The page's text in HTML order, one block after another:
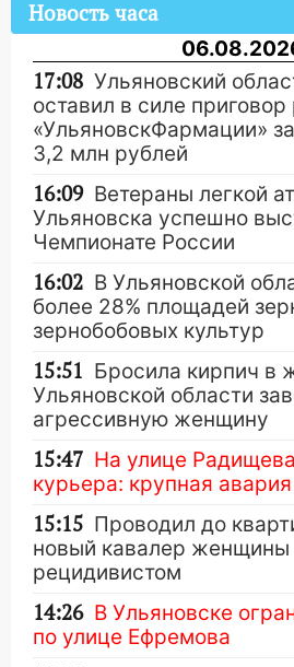
Новость часа
17:08 Ульяновский
оставил в силе
«УльяновскФармации»
3,2 млн рублей
16:09 Ветераны легкой
Ульяновска успешно
Чемпионате России
16:02 В Ульяновской
более 28% площадей
зернобобовых культур
15:51 Бросила кирпич в
Ульяновской области
агрессивную женщину
15:47 На улице
курьера: крупная
15:15 Проводил до
новый кавалер женщины
рецидивистом
14:26 В Ульяновске
по улице Ефремова